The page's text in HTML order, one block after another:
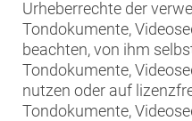
Urheberrechte der
Tondokumente,
beachten, von ihm
Tondokumente,
nutzen oder auf
Tondokumente,